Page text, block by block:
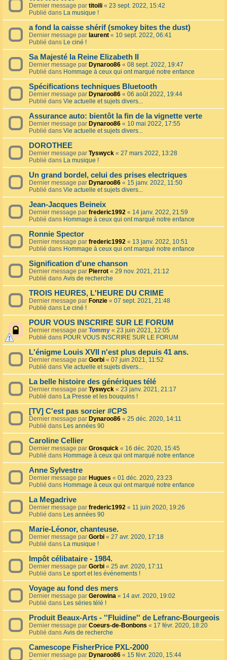
Dernier message par titoili « 23 sept. 2022, 15:42
Publié dans La musique !
a fond la caisse shérif (smokey bites the dust)
Dernier message par laurent « 10 sept. 2022, 06:41
Publié dans Le ciné !
Sa Majesté la Reine Elizabeth II
Dernier message par Dynaroo86 « 08 sept. 2022, 19:47
Publié dans Hommage à ceux qui ont marqué notre enfance
Spécifications techniques Bluetooth
Dernier message par Dynaroo86 « 06 août 2022, 19:44
Publié dans Vie actuelle et sujets divers...
Assurance auto: bientôt la fin de la vignette verte
Dernier message par Dynaroo86 « 10 mai 2022, 17:55
Publié dans Vie actuelle et sujets divers...
DOROTHEE
Dernier message par Tyswyck « 27 mars 2022, 13:28
Publié dans La musique !
Un grand bordel, celui des prises electriques
Dernier message par Dynaroo86 « 15 janv. 2022, 11:50
Publié dans Vie actuelle et sujets divers...
Jean-Jacques Beineix
Dernier message par frederic1992 « 14 janv. 2022, 21:59
Publié dans Hommage à ceux qui ont marqué notre enfance
Ronnie Spector
Dernier message par frederic1992 « 13 janv. 2022, 10:51
Publié dans Hommage à ceux qui ont marqué notre enfance
Signification d'une chanson
Dernier message par Pierrot « 29 nov. 2021, 21:12
Publié dans Avis de recherche
TROIS HEURES, L'HEURE DU CRIME
Dernier message par Fonzie « 07 sept. 2021, 21:48
Publié dans Le ciné !
POUR VOUS INSCRIRE SUR LE FORUM
Dernier message par Tommy « 23 juin 2021, 12:05
Publié dans POUR VOUS INSCRIRE SUR LE FORUM
L'énigme Louis XVII n'est plus depuis 41 ans.
Dernier message par Gorbi « 07 juin 2021, 11:52
Publié dans Vie actuelle et sujets divers...
La belle histoire des génériques télé
Dernier message par Tyswyck « 23 janv. 2021, 21:17
Publié dans La Presse et les bouquins !
[TV] C'est pas sorcier #CPS
Dernier message par Dynaroo86 « 25 déc. 2020, 14:11
Publié dans Les années 90
Caroline Cellier
Dernier message par Grosquick « 16 déc. 2020, 15:45
Publié dans Hommage à ceux qui ont marqué notre enfance
Anne Sylvestre
Dernier message par Hugues « 01 déc. 2020, 23:23
Publié dans Hommage à ceux qui ont marqué notre enfance
La Megadrive
Dernier message par frederic1992 « 11 juin 2020, 19:26
Publié dans Les années 90
Marie-Léonor, chanteuse.
Dernier message par Gorbi « 27 avr. 2020, 17:18
Publié dans La musique !
Impôt célibataire - 1984.
Dernier message par Gorbi « 25 avr. 2020, 17:11
Publié dans Le sport et les événements !
Voyage au fond des mers
Dernier message par Gerowina « 14 avr. 2020, 19:02
Publié dans Les séries télé !
Produit Beaux-Arts - ''Fluidine'' de Lefranc-Bourgeois
Dernier message par Coeurs-de-Bonbons « 17 févr. 2020, 18:20
Publié dans Avis de recherche
Camescope FisherPrice PXL-2000
Dernier message par Dynaroo86 « 15 févr. 2020, 15:44